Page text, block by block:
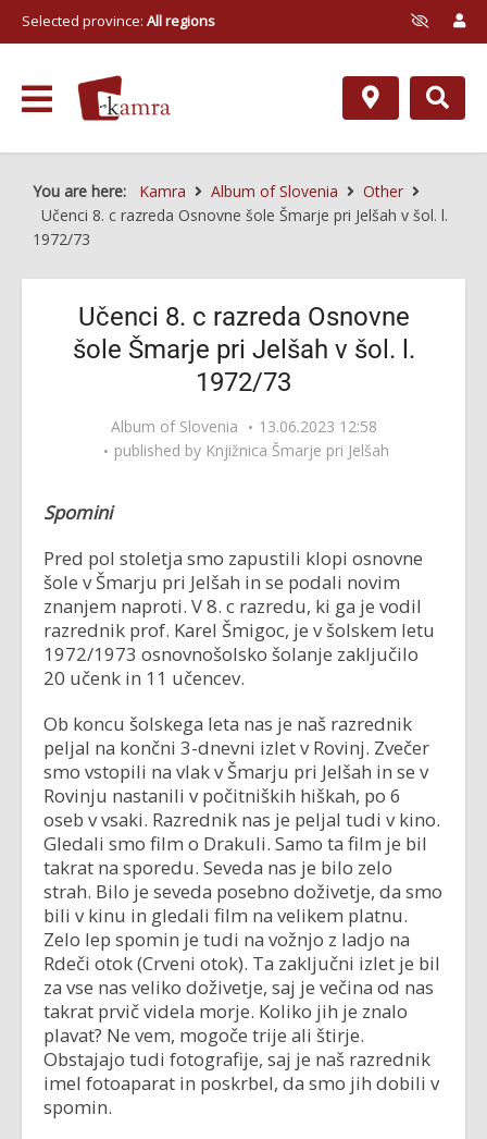
Selected province: All regions
You are here: Kamra Album of Slovenia
Other
Učenci 8. c razreda Osnovne šole Šmarje pri Jelšah v šol. l.
1972/73
Učenci 8. c razreda Osnovne
šole Šmarje pri Jelšah v šol. l.
1972/73
Album of Slovenia
13.06.2023 12:58
published by Knjižnica Šmarje pri Jelšah
Spomini
Pred pol stoletja smo zapustili klopi osnovne
šole v Šmarju pri Jelšah in se podali novim
znanjem naproti. V 8. c razredu, ki ga je vodil
razrednik prof. Karel Šmigoc, je v šolskem letu
1972/1973 osnovnošolsko šolanje zaključilo
20 učenk in 11 učencev.
Ob koncu šolskega leta nas je naš razrednik
peljal na končni 3-dnevni izlet v Rovinj. Zvečer
smo vstopili na vlak v Šmarju pri Jelšah in se v
Rovinju nastanili v počitniških hiškah, po 6
oseb v vsaki. Razrednik nas je peljal tudi v kino.
Gledali smo film o Drakuli. Samo ta film je bil
takrat na sporedu. Seveda nas je bilo zelo
strah. Bilo je seveda posebno doživetje, da smo
bili v kinu in gledali film na velikem platnu.
Zelo lep spomin je tudi na vožnjo z ladjo na
Rdeči otok (Crveni otok). Ta zaključni izlet je bil
za vse nas veliko doživetje, saj je večina od nas
takrat prvič videla morje. Koliko jih je znalo
plavat? Ne vem, mogoče trije ali štirje.
Obstajajo tudi fotografije, saj je naš razrednik
imel fotoaparat in poskrbel, da smo jih dobili v
spomin.